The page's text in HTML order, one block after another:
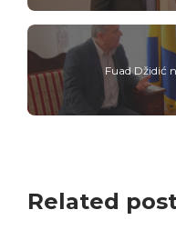
Fuad Džidić
Related